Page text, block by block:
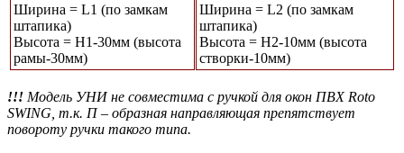
Ширина = L1 (по замкам
штапика)
Высота = Н1-30мм (высота
рамы-30мм)
Ширина = L2 (по замкам
штапика)
Высота = H2-10мм (высота
створки-10мм)
!!! Модель УНИ не совместима с ручкой для окон ПВХ Roto
SWING, т.к. П – образная направляющая препятствует
повороту ручки такого типа.